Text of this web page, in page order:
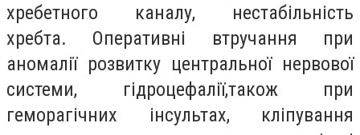
хребетного каналу, нестабільність
хребта. Оперативні втручання при
аномалії розвитку центральної нервової
системи, гідроцефалії,також при
геморагічних інсультах, кліпування